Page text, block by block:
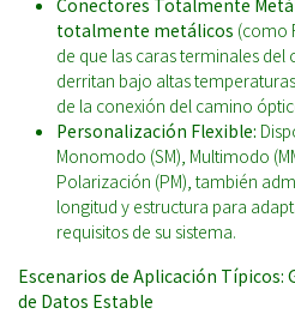
Conectores Totalmente
totalmente metálicos (como
de que las caras terminales
derritan bajo altas
de la conexión del camino
Personalización Flexible:
Monomodo (SM), Multimodo
Polarización (PM), también
longitud y estructura para
requisitos de su sistema.
Escenarios de Aplicación Típicos:
de Datos Estable